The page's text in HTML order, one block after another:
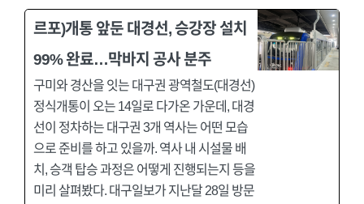
르포)개통 앞둔 대경선, 승강장 설치
99% 완료…막바지 공사 분주
구미와 경산을 잇는 대구권 광역철도(대경선)
정식개통이 오는 14일로 다가온 가운데, 대경
선이 정차하는 대구권 3개 역사는 어떤 모습
으로 준비를 하고 있을까. 역사 내 시설물 배
치, 승객 탑승 과정은 어떻게 진행되는지 등을
미리 살펴봤다. 대구일보가 지난달 28일 방문